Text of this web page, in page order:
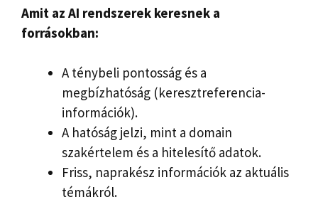
Amit az AI rendszerek keresnek a
forrásokban:
A ténybeli pontosság és a
megbízhatóság (keresztreferencia-
információk).
A hatóság jelzi, mint a domain
szakértelem és a hitelesítő adatok.
Friss, naprakész információk az aktuális
témákról.